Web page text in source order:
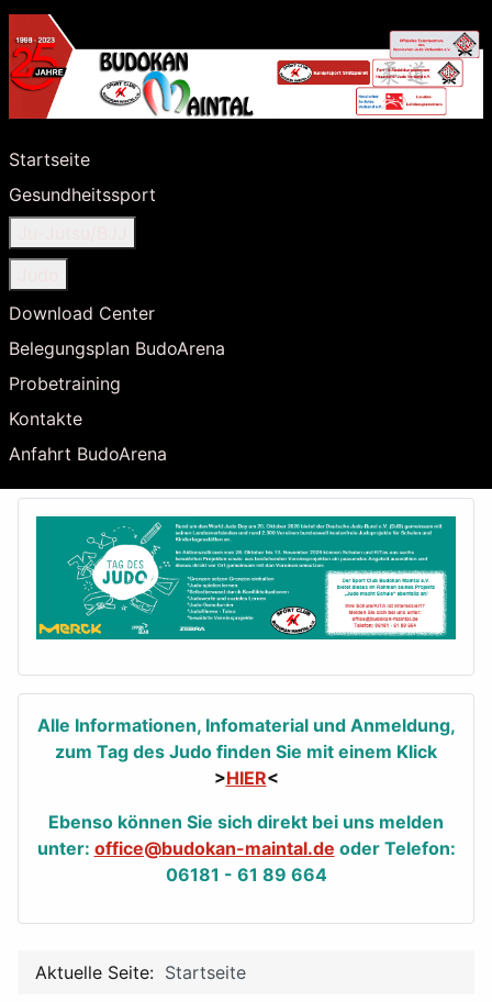
Startseite
Gesundheitssport
Download Center
Belegungsplan BudoArena
Probetraining
Kontakte
Anfahrt BudoArena
Alle Informationen, Infomaterial und Anmeldung,
zum Tag des Judo finden Sie mit einem Klick
>HIER<
Ebenso können Sie sich direkt bei uns melden
unter: office@budokan-maintal.de oder Telefon:
06181 - 61 89 664
Aktuelle Seite: Startseite